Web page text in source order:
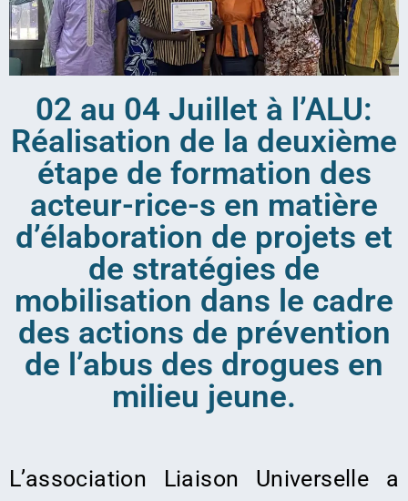
02 au 04 Juillet à l’ALU:
Réalisation de la deuxième
étape de formation des
acteur-rice-s en matière
d’élaboration de projets et
de stratégies de
mobilisation dans le cadre
des actions de prévention
de l’abus des drogues en
milieu jeune.
L’association Liaison Universelle a